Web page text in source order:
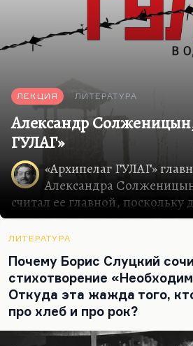
ЛЕКЦИЯ ЛИТЕРАТУРА
Александр
ГУЛАГ»
«Архипелаг ГУЛАГ»
Александра
считал ее главной, поскольку
литература, литература на
своем и своих современников
таки менее важной, чем
«Красное колесо».
Тем не менее «Архипелаг
популярная в мире и, рискну
значительная книга
которая своим названием
ЛИТЕРАТУРА
Почему Борис Слуцкий
стихотворение
Откуда эта жажда того,
про хлеб и про рок?